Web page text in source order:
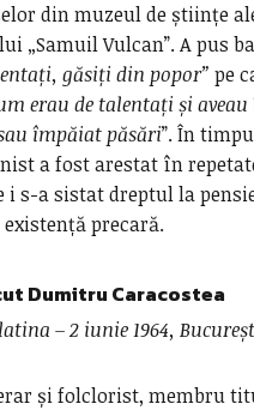
din muzeul de științe
„Samuil Vulcan”. A pus
găsiți din popor” pe
erau de talentați și
împăiat păsări”. În
a fost arestat în
i s-a sistat dreptul la
precară.
Dumitru Caracostea
– 2 iunie 1964,
și folclorist, membru